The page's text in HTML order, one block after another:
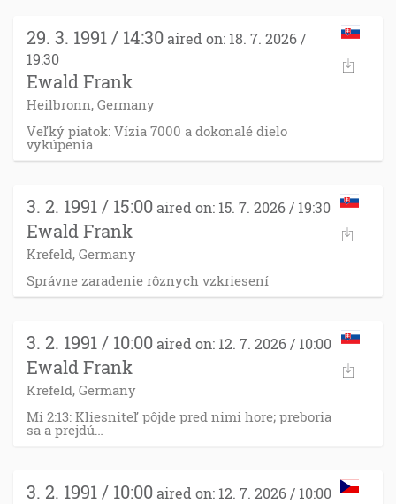
29. 3. 1991 / 14:30 aired on: 18. 7. 2026 /
19:30
Ewald Frank
Heilbronn, Germany
Veľký piatok: Vízia 7000 a dokonalé dielo
vykúpenia
3. 2. 1991 / 15:00 aired on: 15. 7. 2026 / 19:30
Ewald Frank
Krefeld, Germany
Správne zaradenie rôznych vzkriesení
3. 2. 1991 / 10:00 aired on: 12. 7. 2026 / 10:00
Ewald Frank
Krefeld, Germany
Mi 2:13: Kliesniteľ pôjde pred nimi hore; preboria
sa a prejdú…
3. 2. 1991 / 10:00 aired on: 12. 7. 2026 / 10:00